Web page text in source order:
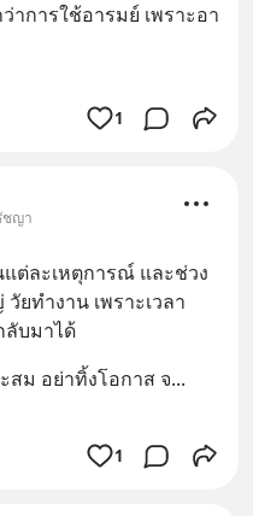
าการใช้อารมย์ เพราะอา
1
ชญา
ต่ละเหตุการณ์ และช่วง
ยทำงาน เพราะเวลา
บมาได้
สม อย่าทิ้งโอกาส จ
1